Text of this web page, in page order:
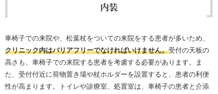
内装
車椅子での来院や、松葉杖をついての来院をする患者が多いため、
クリニック内はバリアフリーでなければいけません。受付の天板の
高さも、車椅子での来院する患者を考慮する必要があります。ま
た、受付付近に荷物置き場や杖ホルダーを設置すると、患者の利便
性が高まります。トイレや診療室、処置室は、車椅子の患者と介添